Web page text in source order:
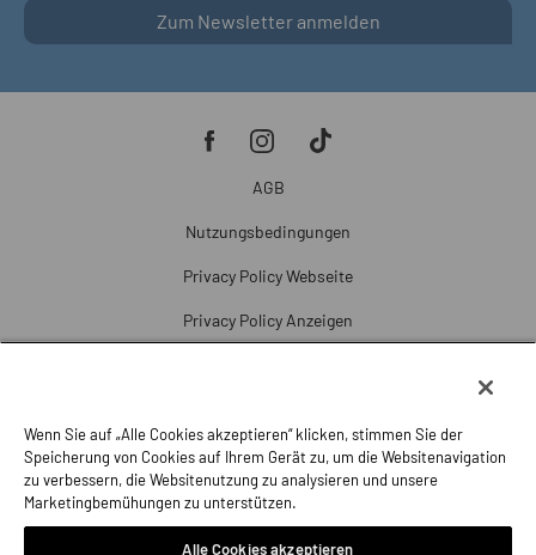
Zum Newsletter anmelden
AGB
Nutzungsbedingungen
Privacy Policy Webseite
Privacy Policy Anzeigen
Beschwerde
Impressum
Wenn Sie auf „Alle Cookies akzeptieren“ klicken, stimmen Sie der
Speicherung von Cookies auf Ihrem Gerät zu, um die Websitenavigation
zu verbessern, die Websitenutzung zu analysieren und unsere
Marketingbemühungen zu unterstützen.
Alle Cookies akzeptieren